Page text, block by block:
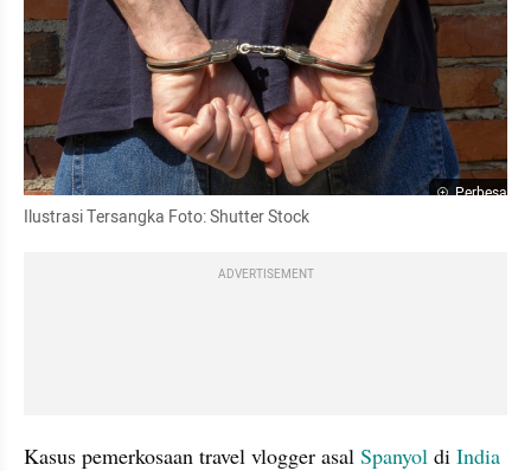
Perbesar
Ilustrasi Tersangka Foto: Shutter Stock
ADVERTISEMENT
Kasus pemerkosaan travel vlogger asal Spanyol di India